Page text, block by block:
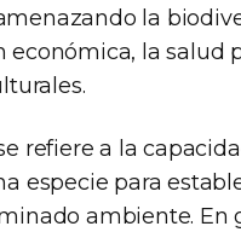
la
económica, la salud
refiere a la
especie para
ambiente. En